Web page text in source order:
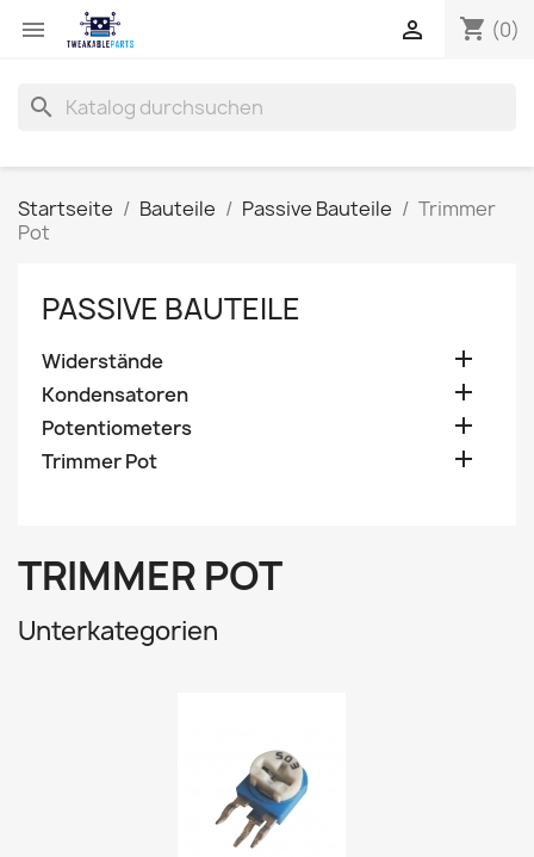
 shopping_cart (0)

search
Startseite Bauteile Passive Bauteile
Trimmer
Pot
PASSIVE BAUTEILE
Widerstände 
Kondensatoren 
Potentiometers 
Trimmer Pot 
TRIMMER POT
Unterkategorien